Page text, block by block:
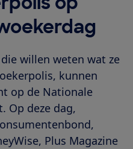
willen weten wat ze
kunnen
op de Nationale
Op deze dag,
Plus Magazine